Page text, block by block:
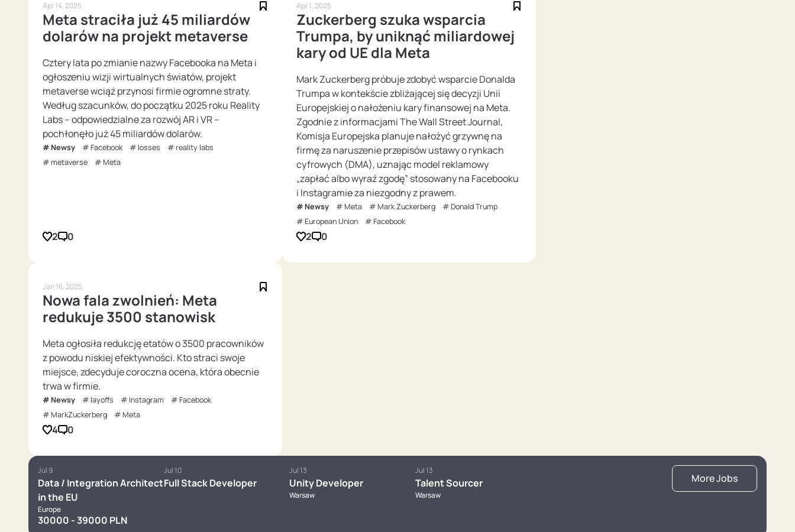
Apr 14, 2025
Meta straciła już 45 miliardów
dolarów na projekt metaverse
Cztery lata po zmianie nazwy Facebooka na Meta i
ogłoszeniu wizji wirtualnych światów, projekt
metaverse wciąż przynosi firmie ogromne straty.
Według szacunków, do początku 2025 roku Reality
Labs – odpowiedzialne za rozwój AR i VR –
pochłonęło już 45 miliardów dolarów.
Newsy Facebook losses
reality labs
metaverse
Meta
2 0
Apr 1, 2025
Zuckerberg szuka wsparcia
Trumpa, by uniknąć miliardowej
kary od UE dla Meta
Mark Zuckerberg próbuje zdobyć wsparcie Donalda
Trumpa w kontekście zbliżającej się decyzji Unii
Europejskiej o nałożeniu kary finansowej na Meta.
Zgodnie z informacjami The Wall Street Journal,
Komisja Europejska planuje nałożyć grzywnę na
firmę za naruszenie przepisów ustawy o rynkach
cyfrowych (DMA), uznając model reklamowy
„zapłać albo wyraź zgodę” stosowany na Facebooku
i Instagramie za niezgodny z prawem.
Newsy Meta Mark Zuckerberg
Donald Trump
European Union
Facebook
2 0
Jan 16, 2025
Nowa fala zwolnień: Meta
redukuje 3500 stanowisk
Meta ogłosiła redukcję etatów o 3500 pracowników
z powodu niskiej efektywności. Kto straci swoje
miejsce, zdecyduje coroczna ocena, która obecnie
trwa w firmie.
Newsy layoffs Instagram
Facebook
MarkZuckerberg
Meta
4 0
Jul 9
Data / Integration Architect
in the EU
Europe
30000 - 39000 PLN
Jul 10
Full Stack Developer
Jul 13
Unity Developer
Warsaw
Jul 13
Talent Sourcer
Warsaw
More Jobs